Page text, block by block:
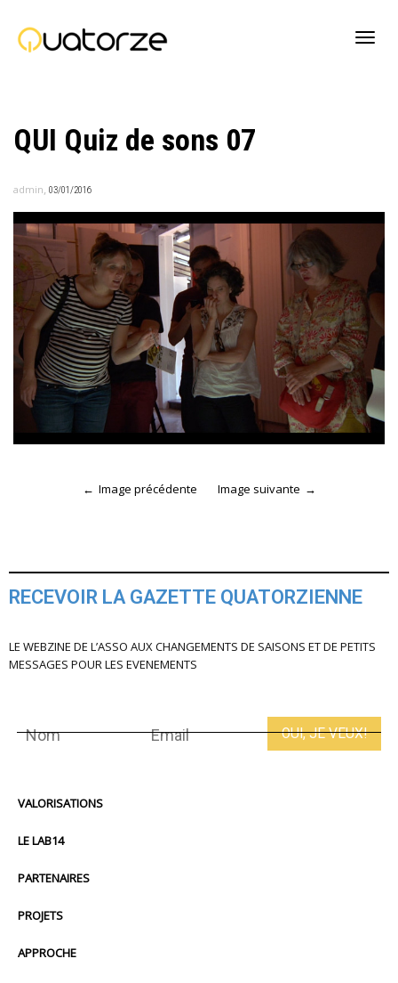
QUI Quiz de sons 07
admin, 03/01/2016
Image précédente Image suivante
RECEVOIR LA GAZETTE QUATORZIENNE
LE WEBZINE DE L’ASSO AUX CHANGEMENTS DE SAISONS ET DE PETITS
MESSAGES POUR LES EVENEMENTS
VALORISATIONS
LE LAB14
PARTENAIRES
PROJETS
APPROCHE